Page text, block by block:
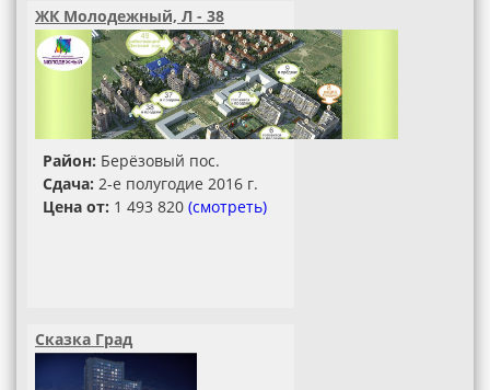
ЖК Молодежный, Л - 38
Район: Берёзовый пос.
Сдача: 2-е полугодие 2016 г.
Цена от: 1 493 820 (смотреть)
Сказка Град